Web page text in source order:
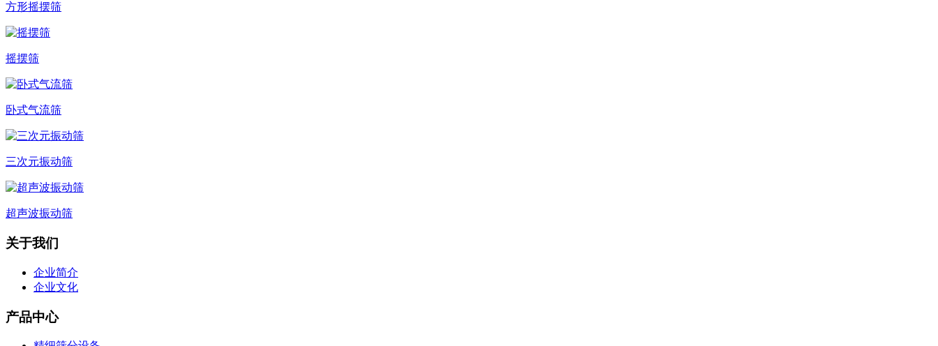
方形摇摆筛
摇摆筛
卧式气流筛
三次元振动筛
超声波振动筛
关于我们
企业简介
企业文化
产品中心